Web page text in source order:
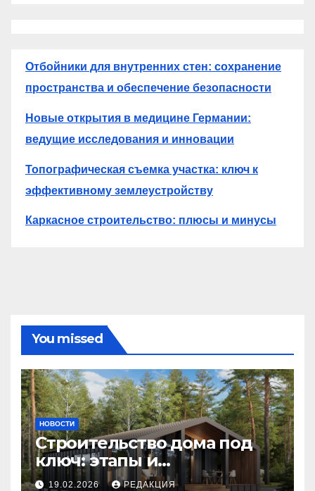
Отбойники для внутренних стен: сохранение
пространства и обеспечение безопасности
Новые открытия в медицине Германии:
ведущие исследования и инновации
Топографическая съемка участка: ключ к
эффективному землеустройству
Каркасное строительство: плюсы и минусы
You missed
НОВОСТИ
Строительство дома под
ключ: этапы и
планирование бюджета
19.02.2026 РЕДАКЦИЯ